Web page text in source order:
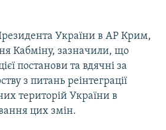
України в АР Крим,
Кабміну, зазначили, що
постанови та вдячні за
з питань реінтеграції
територій України в
цих змін.